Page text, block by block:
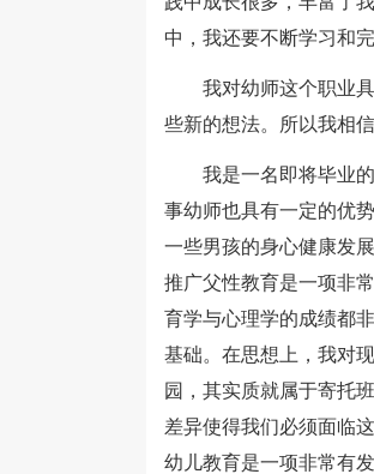
中，我还要不断学习和
我对幼师这个职业具
些新的想法。所以我相
我是一名即将毕业的
事幼师也具有一定的优
一些男孩的身心健康发
推广父性教育是一项非
育学与心理学的成绩都
基础。在思想上，我对
园，其实质就属于寄托
差异使得我们必须面临
幼儿教育是一项非常有